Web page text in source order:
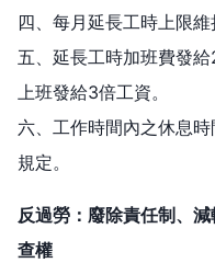
四、每月延長工時上限維
五、延長工時加班費發
上班發給3倍工資。
六、工作時間內之休息
規定。
反過勞：廢除責任制、
查權